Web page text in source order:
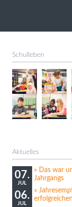
Schulleben
Aktuelles
07.
JUL
Das war
Jahrgangs
06.
JUL